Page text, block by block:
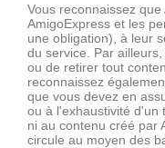
Vous reconnaissez
AmigoExpress et les
une obligation), à leur
du service. Par
ou de retirer tout
reconnaissez
que vous devez en
ou à l'exhaustivité d'un
ni au contenu créé par
circule au moyen des